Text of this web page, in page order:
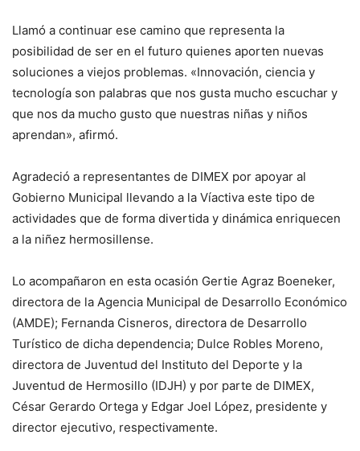
Llamó a continuar ese camino que representa la
posibilidad de ser en el futuro quienes aporten nuevas
soluciones a viejos problemas. «Innovación, ciencia y
tecnología son palabras que nos gusta mucho escuchar y
que nos da mucho gusto que nuestras niñas y niños
aprendan», afirmó.
Agradeció a representantes de DIMEX por apoyar al
Gobierno Municipal llevando a la Víactiva este tipo de
actividades que de forma divertida y dinámica enriquecen
a la niñez hermosillense.
Lo acompañaron en esta ocasión Gertie Agraz Boeneker,
directora de la Agencia Municipal de Desarrollo Económico
(AMDE); Fernanda Cisneros, directora de Desarrollo
Turístico de dicha dependencia; Dulce Robles Moreno,
directora de Juventud del Instituto del Deporte y la
Juventud de Hermosillo (IDJH) y por parte de DIMEX,
César Gerardo Ortega y Edgar Joel López, presidente y
director ejecutivo, respectivamente.